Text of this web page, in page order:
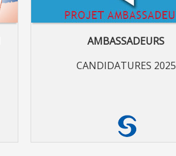
AMBASSADEURS
CANDIDATURES 2025